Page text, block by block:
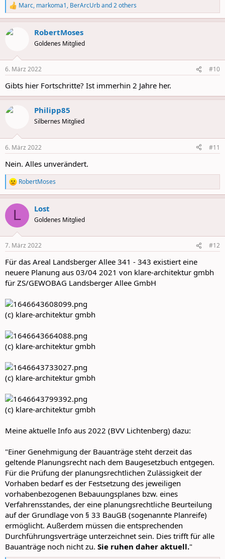
R
e
a
c
s
Marc, markoma1, BerArcUrband 2 others
RobertMoses
Goldenes Mitglied
6. März 2022 #10
Gibts hier Fortschritte? Ist immerhin 2 Jahre her.
Philipp85
Silbernes Mitglied
6. März 2022 #11
Nein. Alles unverändert.
R
e
a
c
i
s
RobertMoses
L Lost
Goldenes Mitglied
7. März 2022 #12
Für das Areal Landsberger Allee 341 - 343 existiert eine
neuere Planung aus 03/04 2021 von klare-architektur gmbh
für ZS/GEWOBAG Landsberger Allee GmbH
(c) klare-architektur gmbh
(c) klare-architektur gmbh
(c) klare-architektur gmbh
(c) klare-architektur gmbh
Meine aktuelle Info aus 2022 (BVV Lichtenberg) dazu:
"Einer Genehmigung der Bauanträge steht derzeit das
geltende Planungsrecht nach dem Baugesetzbuch entgegen.
Für die Prüfung der planungsrechtlichen Zulässigkeit der
Vorhaben bedarf es der Festsetzung des jeweiligen
vorhabenbezogenen Bebauungsplanes bzw. eines
Verfahrensstandes, der eine planungsrechtliche Beurteilung
auf der Grundlage von § 33 BauGB (sogenannte Planreife)
ermöglicht. Außerdem müssen die entsprechenden
Durchführungsverträge unterzeichnet sein. Dies trifft für alle
Bauanträge noch nicht zu. Sie ruhen daher aktuell."